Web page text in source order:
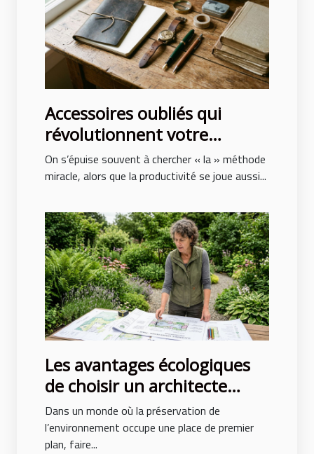
Accessoires oubliés qui
révolutionnent votre
productivité au quotidien
On s’épuise souvent à chercher « la » méthode
miracle, alors que la productivité se joue aussi...
Les avantages écologiques
de choisir un architecte
paysagiste professionnel
Dans un monde où la préservation de
l’environnement occupe une place de premier
plan, faire...